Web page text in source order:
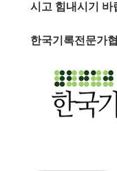
시고 힘내시기
한국기록전문가